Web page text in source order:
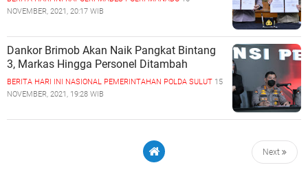
NOVEMBER, 2021, 20:17 WIB
Dankor Brimob Akan Naik Pangkat Bintang
3, Markas Hingga Personel Ditambah
BERITA HARI INI NASIONAL PEMERINTAHAN POLDA SULUT 15
NOVEMBER, 2021, 19:28 WIB
Next